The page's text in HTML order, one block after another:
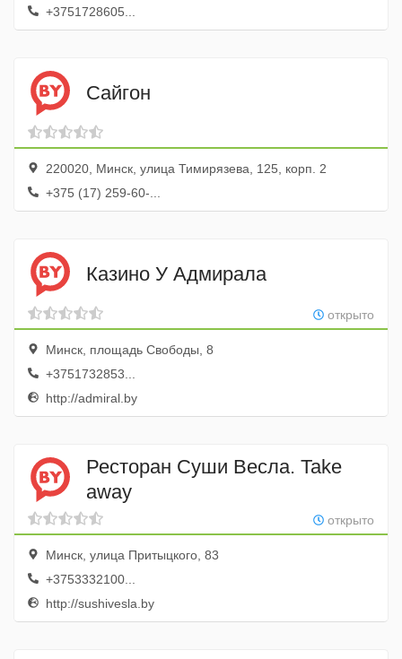
+3751728605...
Сайгон
220020, Минск, улица Тимирязева, 125, корп. 2
+375 (17) 259-60-...
Казино У Адмирала
открыто
Минск, площадь Свободы, 8
+3751732853...
http://admiral.by
Ресторан Суши Весла. Take
away
открыто
Минск, улица Притыцкого, 83
+3753332100...
http://sushivesla.by